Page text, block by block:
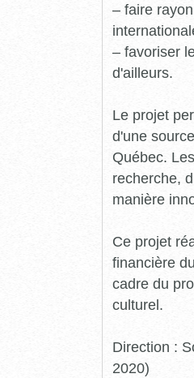
– faire
– favoriser
d'ailleurs.
Le projet
d'une
Québec.
recherche,
manière
Ce projet
financière
cadre du
culturel.
Direction :
2020)